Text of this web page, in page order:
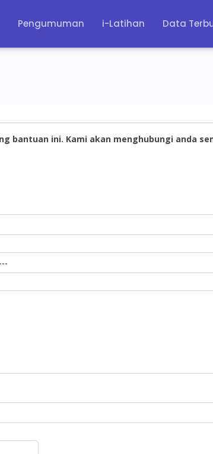
Pengumuman i-Latihan Data
bantuan ini. Kami akan menghubungi anda